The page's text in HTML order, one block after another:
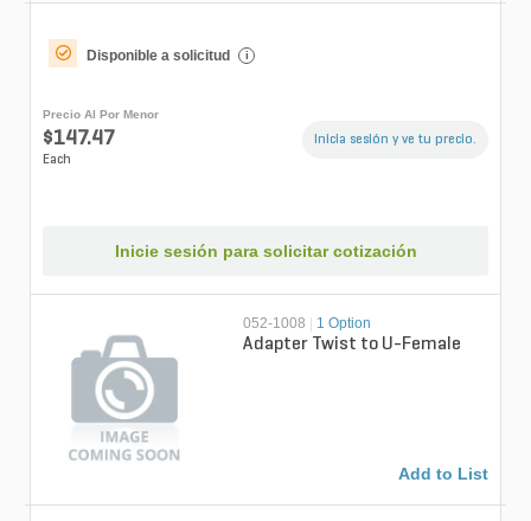
Disponible a solicitud i
Precio Al Por Menor
$147.47
Each
Inicia sesión y ve tu precio.
Inicie sesión para solicitar cotización
052-1008 1 Option
Adapter Twist to U-Female
Add to List